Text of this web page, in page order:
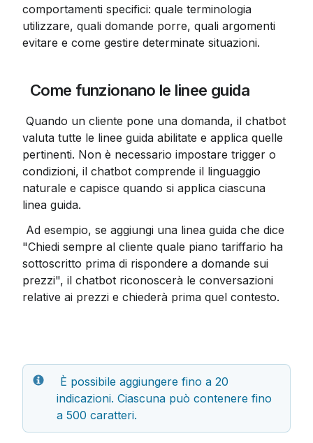
comportamenti specifici: quale terminologia
utilizzare, quali domande porre, quali argomenti
evitare e come gestire determinate situazioni.
Come funzionano le linee guida
valuta tutte le linee guida abilitate e applica quelle
pertinenti. Non è necessario impostare trigger o
condizioni, il chatbot comprende il linguaggio
naturale e capisce quando si applica ciascuna
"Chiedi sempre al cliente quale piano tariffario ha
sottoscritto prima di rispondere a domande sui
prezzi", il chatbot riconoscerà le conversazioni
relative ai prezzi e chiederà prima quel contesto.
indicazioni. Ciascuna può contenere fino
a 500 caratteri.